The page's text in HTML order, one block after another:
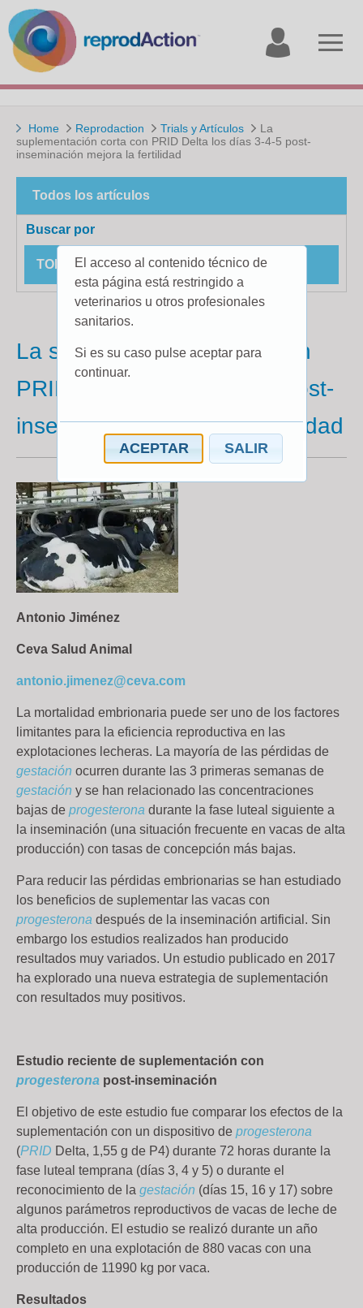
account
Home Reprodaction Trials y Artículos
La
suplementación corta con PRID Delta los días 3-4-5 post-
inseminación mejora la fertilidad
Todos los artículos
Buscar por
TODOS LOS ESTUDIOS DE CAMPO
La suplementación corta con
PRID Delta los días 3-4-5 post-
inseminación mejora la fertilidad
Antonio Jiménez
Ceva Salud Animal
antonio.jimenez@ceva.com
La mortalidad embrionaria puede ser uno de los factores
limitantes para la eficiencia reproductiva en las
explotaciones lecheras. La mayoría de las pérdidas de
gestación ocurren durante las 3 primeras semanas de
gestación y se han relacionado las concentraciones
bajas de progesterona durante la fase luteal siguiente a
la inseminación (una situación frecuente en vacas de alta
producción) con tasas de concepción más bajas.
Para reducir las pérdidas embrionarias se han estudiado
los beneficios de suplementar las vacas con
progesterona después de la inseminación artificial. Sin
embargo los estudios realizados han producido
resultados muy variados. Un estudio publicado en 2017
ha explorado una nueva estrategia de suplementación
con resultados muy positivos.
Estudio reciente de suplementación con
progesterona post-inseminación
El objetivo de este estudio fue comparar los efectos de la
suplementación con un dispositivo de progesterona
(PRID Delta, 1,55 g de P4) durante 72 horas durante la
fase luteal temprana (días 3, 4 y 5) o durante el
reconocimiento de la gestación (días 15, 16 y 17) sobre
algunos parámetros reproductivos de vacas de leche de
alta producción. El estudio se realizó durante un año
completo en una explotación de 880 vacas con una
producción de 11990 kg por vaca.
Resultados
El acceso al contenido técnico de
esta página está restringido a
veterinarios u otros profesionales
sanitarios.
Si es su caso pulse aceptar para
continuar.
ACEPTAR SALIR